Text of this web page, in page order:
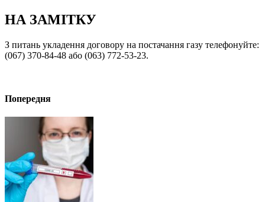
НА ЗАМІТКУ
З питань укладення договору на постачання газу телефонуйте:
(067) 370-84-48 або (063) 772-53-23.
Попередня